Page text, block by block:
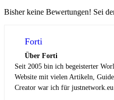
Bisher keine Bewertungen! Sei
Forti
Über Forti
Seit 2005 bin ich begeisterter
Website mit vielen Artikeln,
Creator war ich für justnetwork.eu